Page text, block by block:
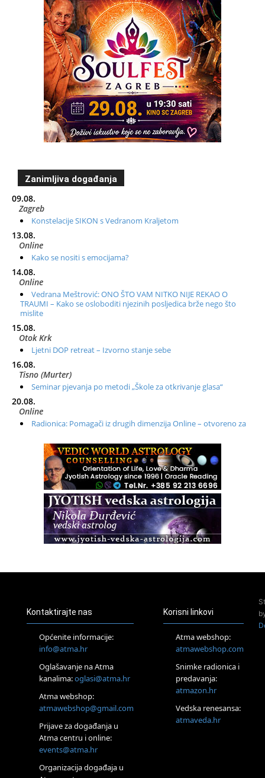
Zanimljiva događanja
09.08.
Zagreb
Konstelacije SIKON s Vedranom Kraljetom
13.08.
Online
Kako se nositi s emocijama?
14.08.
Online
Vedrana Meštrović: ONO ŠTO VAM NITKO NIJE REKAO O
TRAUMI – Kako se osloboditi njezinih posljedica brže nego što
mislite
15.08.
Otok Krk
Ljetni DOP retreat – Izvorno stanje sebe
16.08.
Tisno (Murter)
Seminar pjevanja po metodi „Škole za otkrivanje glasa“
20.08.
Online
Radionica: Pomagači iz drugih dimenzija Online – otvoreno za
Zagreb+Online
Osnovni ThetaHealing® tečaj, Zagreb i Online
Access BARS®, otpusti stres
Access Energetski Facelift®
Tečaj Višeg Vodstva, razvijanja intuicije i Akaša zapisa
25.08.
Upisi u program Profesionalni hipnoterapeut — nova
generacija kreće 25.08. 2026.
Online
Visoko
Alemka Dauskardt – Jednodnevna radionica sistemskih
konstelacija
HOD PO ŽERAVICI – Seminar koji mijenja tijelo, duh i um
Kontaktirajte nas
Općenite informacije:
info@atma.hr
Oglašavanje na Atma
kanalima:oglasi@atma.hr
Atma webshop:
atmawebshop@gmail.com
Prijave za događanja u
Atma centru i online:
events@atma.hr
Organizacija događaja u
Korisni linkovi
Atma webshop:
atmawebshop.com
Snimke radionica i
predavanja:
atmazon.hr
Vedska renesansa:
atmaveda.hr